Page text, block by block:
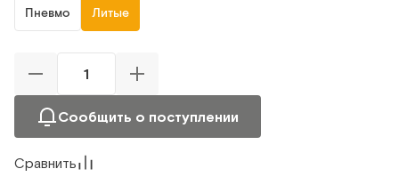
Пневмо Литые
Сообщить о поступлении
Сравнить